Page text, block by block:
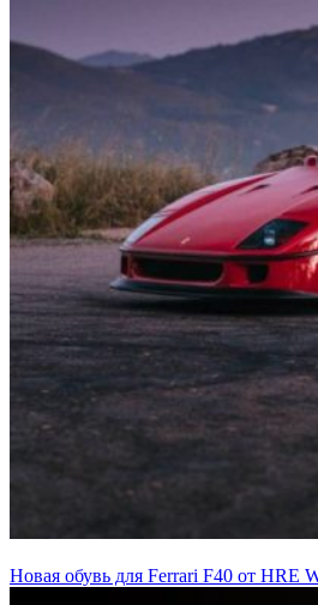
Новая обувь для Ferrari F40 от HRE